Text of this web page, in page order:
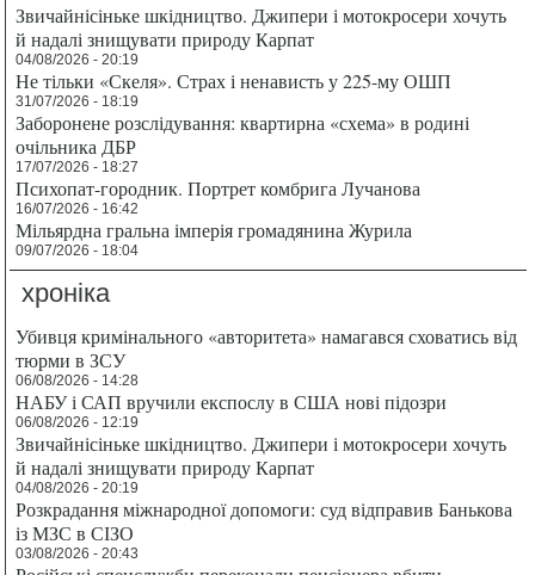
Звичайнісіньке шкідництво. Джипери і мотокросери хочуть
й надалі знищувати природу Карпат
04/08/2026 - 20:19
Не тільки «Скеля». Страх і ненависть у 225-му ОШП
31/07/2026 - 18:19
Заборонене розслідування: квартирна «схема» в родині
очільника ДБР
17/07/2026 - 18:27
Психопат-городник. Портрет комбрига Лучанова
16/07/2026 - 16:42
Мільярдна гральна імперія громадянина Журила
09/07/2026 - 18:04
хроніка
Убивця кримінального «авторитета» намагався сховатись від
тюрми в ЗСУ
06/08/2026 - 14:28
НАБУ і САП вручили експослу в США нові підозри
06/08/2026 - 12:19
Звичайнісіньке шкідництво. Джипери і мотокросери хочуть
й надалі знищувати природу Карпат
04/08/2026 - 20:19
Розкрадання міжнародної допомоги: суд відправив Банькова
із МЗС в СІЗО
03/08/2026 - 20:43